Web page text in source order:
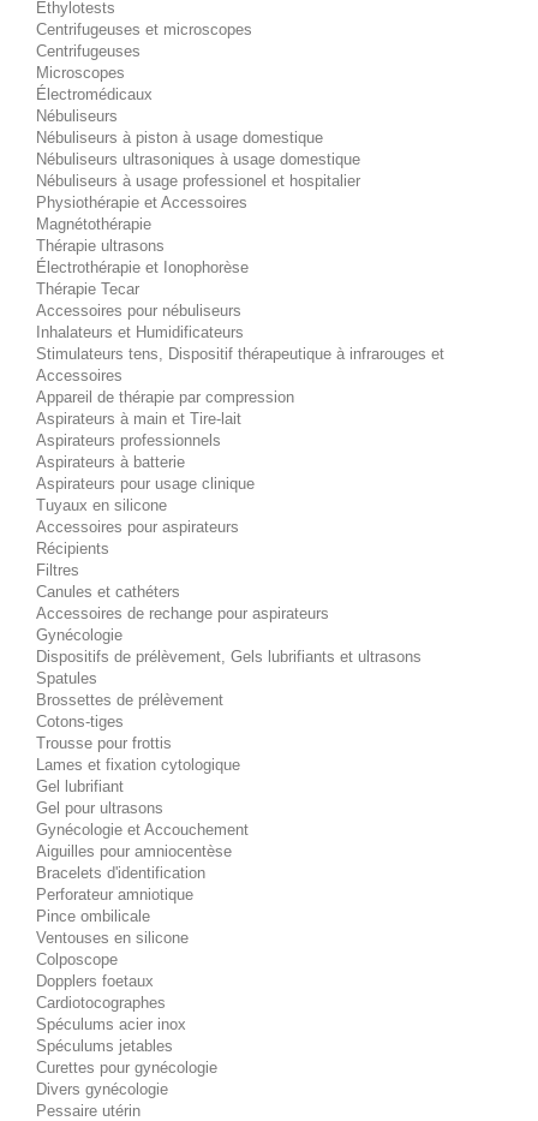
Éthylotests
Centrifugeuses et microscopes
Centrifugeuses
Microscopes
Électromédicaux
Nébuliseurs
Nébuliseurs à piston à usage domestique
Nébuliseurs ultrasoniques à usage domestique
Nébuliseurs à usage professionel et hospitalier
Physiothérapie et Accessoires
Magnétothérapie
Thérapie ultrasons
Électrothérapie et Ionophorèse
Thérapie Tecar
Accessoires pour nébuliseurs
Inhalateurs et Humidificateurs
Stimulateurs tens, Dispositif thérapeutique à infrarouges et
Accessoires
Appareil de thérapie par compression
Aspirateurs à main et Tire-lait
Aspirateurs professionnels
Aspirateurs à batterie
Aspirateurs pour usage clinique
Tuyaux en silicone
Accessoires pour aspirateurs
Récipients
Filtres
Canules et cathéters
Accessoires de rechange pour aspirateurs
Gynécologie
Dispositifs de prélèvement, Gels lubrifiants et ultrasons
Spatules
Brossettes de prélèvement
Cotons-tiges
Trousse pour frottis
Lames et fixation cytologique
Gel lubrifiant
Gel pour ultrasons
Gynécologie et Accouchement
Aiguilles pour amniocentèse
Bracelets d'identification
Perforateur amniotique
Pince ombilicale
Ventouses en silicone
Colposcope
Dopplers foetaux
Cardiotocographes
Spéculums acier inox
Spéculums jetables
Curettes pour gynécologie
Divers gynécologie
Pessaire utérin